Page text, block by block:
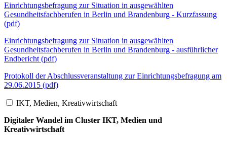
Einrichtungsbefragung zur Situation in ausgewählten
Gesundheitsfachberufen in Berlin und Brandenburg - Kurzfassung
(pdf)
Einrichtungsbefragung zur Situation in ausgewählten
Gesundheitsfachberufen in Berlin und Brandenburg - ausführlicher
Endbericht (pdf)
Protokoll der Abschlussveranstaltung zur Einrichtungsbefragung am
29.06.2015 (pdf)
IKT, Medien, Kreativwirtschaft
Digitaler Wandel im Cluster IKT, Medien und
Kreativwirtschaft